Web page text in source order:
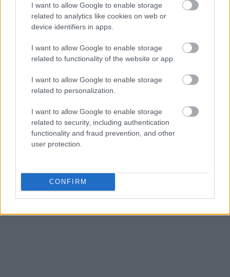
I want to allow Google to enable storage
related to analytics like cookies on web or
device identifiers in apps.
I want to allow Google to enable storage
related to functionality of the website or app.
I want to allow Google to enable storage
related to personalization.
I want to allow Google to enable storage
related to security, including authentication
functionality and fraud prevention, and other
user protection.
CONFIRM
ενός καλλυντικού. Όσοι ενδιαφέρονται να
αποφύγουν οποιαδήποτε μορφή κακοποίησης των
vegan και cruelty-free, ώστε να είναι σίγουροι ότι
το προϊόν ούτε περιέχει ζωικά συστατικά ούτε έχει
δοκιμαστεί σε ζώα.